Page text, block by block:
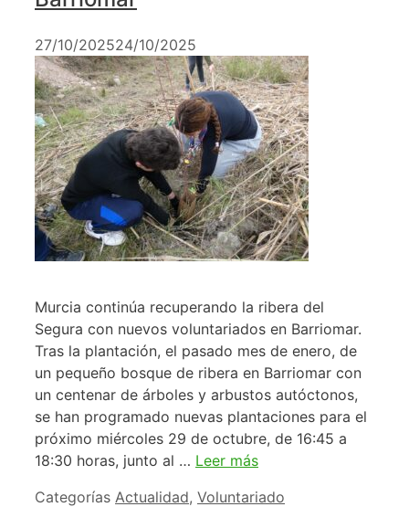
27/10/202524/10/2025
Murcia continúa recuperando la ribera del
Segura con nuevos voluntariados en Barriomar.
Tras la plantación, el pasado mes de enero, de
un pequeño bosque de ribera en Barriomar con
un centenar de árboles y arbustos autóctonos,
se han programado nuevas plantaciones para el
próximo miércoles 29 de octubre, de 16:45 a
18:30 horas, junto al … Leer más
Categorías Actualidad, Voluntariado